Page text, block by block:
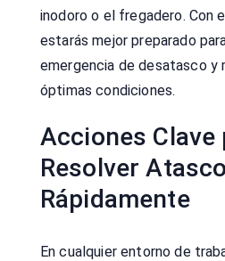
inodoro o el fregadero. Con
estarás mejor preparado
emergencia de desatasco y
óptimas condiciones.
Acciones Clave
Resolver
Rápidamente
En cualquier entorno de